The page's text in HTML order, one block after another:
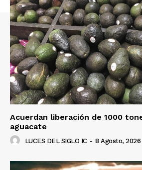
Acuerdan liberación de 1000
aguacate
LUCES DEL SIGLO IC - 8 Agosto, 2026